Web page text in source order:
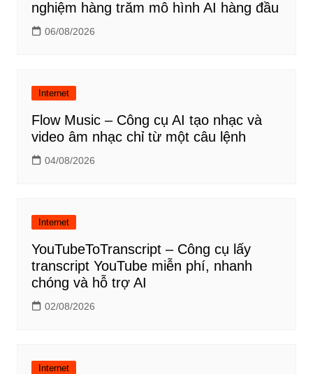
nghiệm hàng trăm mô hình AI hàng đầu
06/08/2026
Internet
Flow Music – Công cụ AI tạo nhạc và
video âm nhạc chỉ từ một câu lệnh
04/08/2026
Internet
YouTubeToTranscript – Công cụ lấy
transcript YouTube miễn phí, nhanh
chóng và hỗ trợ AI
02/08/2026
Internet